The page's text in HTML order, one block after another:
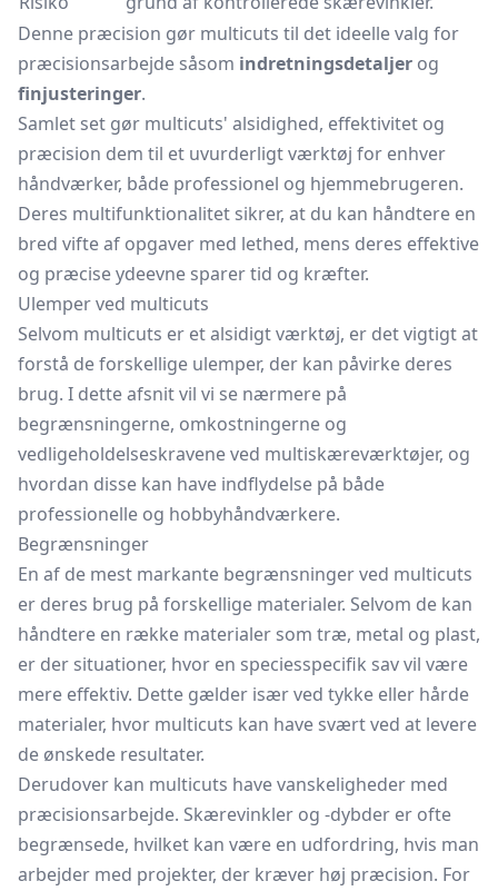
Denne præcision gør multicuts til det ideelle valg for
præcisionsarbejde såsom indretningsdetaljer og
finjusteringer.
Samlet set gør multicuts' alsidighed, effektivitet og
præcision dem til et uvurderligt værktøj for enhver
håndværker, både professionel og hjemmebrugeren.
Deres multifunktionalitet sikrer, at du kan håndtere en
bred vifte af opgaver med lethed, mens deres effektive
og præcise ydeevne sparer tid og kræfter.
Ulemper ved multicuts
Selvom multicuts er et alsidigt værktøj, er det vigtigt at
forstå de forskellige ulemper, der kan påvirke deres
brug. I dette afsnit vil vi se nærmere på
begrænsningerne, omkostningerne og
vedligeholdelseskravene ved multiskæreværktøjer, og
hvordan disse kan have indflydelse på både
professionelle og hobbyhåndværkere.
Begrænsninger
En af de mest markante begrænsninger ved multicuts
er deres brug på forskellige materialer. Selvom de kan
håndtere en række materialer som træ, metal og plast,
er der situationer, hvor en speciesspecifik sav vil være
mere effektiv. Dette gælder især ved tykke eller hårde
materialer, hvor multicuts kan have svært ved at levere
de ønskede resultater.
Derudover kan multicuts have vanskeligheder med
præcisionsarbejde. Skærevinkler og -dybder er ofte
begrænsede, hvilket kan være en udfordring, hvis man
arbejder med projekter, der kræver høj præcision. For